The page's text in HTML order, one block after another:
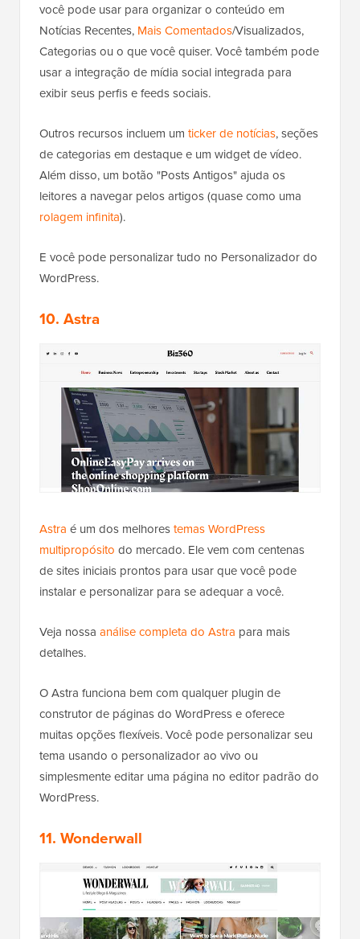
você pode usar para organizar o conteúdo em
Notícias Recentes, Mais Comentados/Visualizados,
Categorias ou o que você quiser. Você também pode
usar a integração de mídia social integrada para
exibir seus perfis e feeds sociais.
Outros recursos incluem um ticker de notícias, seções
de categorias em destaque e um widget de vídeo.
Além disso, um botão "Posts Antigos" ajuda os
leitores a navegar pelos artigos (quase como uma
rolagem infinita).
E você pode personalizar tudo no Personalizador do
WordPress.
10. Astra
Astra é um dos melhorestemas WordPress
multipropósito do mercado. Ele vem com centenas
de sites iniciais prontos para usar que você pode
instalar e personalizar para se adequar a você.
Veja nossa análise completa do Astra para mais
detalhes.
O Astra funciona bem com qualquer plugin de
construtor de páginas do WordPress e oferece
muitas opções flexíveis. Você pode personalizar seu
tema usando o personalizador ao vivo ou
simplesmente editar uma página no editor padrão do
WordPress.
11. Wonderwall